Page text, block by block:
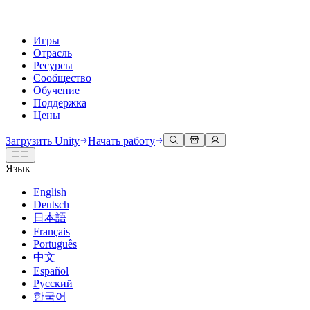
Игры
Отрасль
Ресурсы
Сообщество
Обучение
Поддержка
Цены
Движок Unity
Создавайте 2D и 3D игры для любой платформы
Совместная работа
Сотрудничайте и быстро вносите изменения с вашей командой
Загрузить Unity
Тарифы и цены
Развертывание
Многоплатформенность
3D сотрудничество
Создавайте и просматривайте 3D проекты в реальном времени
Иммерсивное обучение
Обучение в иммерсивных средах
Пользовательские опыты
Создавайте интерактивные 3D опыты
Отрасли
Производство
Документация
Инструменты для разработчиков
Версии релизов и трекер проблем
План развития
Обзор предстоящих функций
Глоссарий
Обсуждения
События
Глобальные и местные события
Истории сообщества
Made with Unity
Показ Unity-креаторов
Unity Learn
Освойте навыки Unity бесплатно
Профессиональное обучение
Повышайте уровень своей команды с тренерами Unity
Не использовали Unity раньше
С чего начать
Приступите к обучению
Основные пути Unity
Получить помощь
Помогаем вам добиться успеха с Unity
Планы успеха
Достигайте своих целей быстрее с помощью экспертов
FAQ
Ответы на часто задаваемые вопросы
Связаться с нами
Свяжитесь с нашей командой
Загрузить Unity Начать работу
Язык
English
Deutsch
日本語
Français
Português
中文
Español
Русский
한국어